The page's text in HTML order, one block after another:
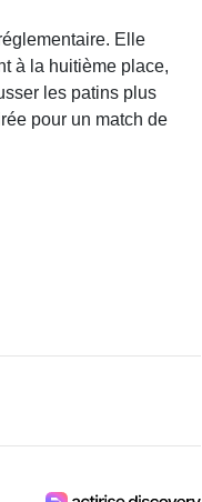
Elle
à la huitième place,
les patins plus
pour un match de